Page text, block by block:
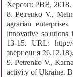
Херсон: РВВ, 2018.
8. Petrenko V.,
agrarian
innovative solutions
13-15. URL: http://
звернення 26.12.18).
9. Petrenko V.,
activity of Ukraine.